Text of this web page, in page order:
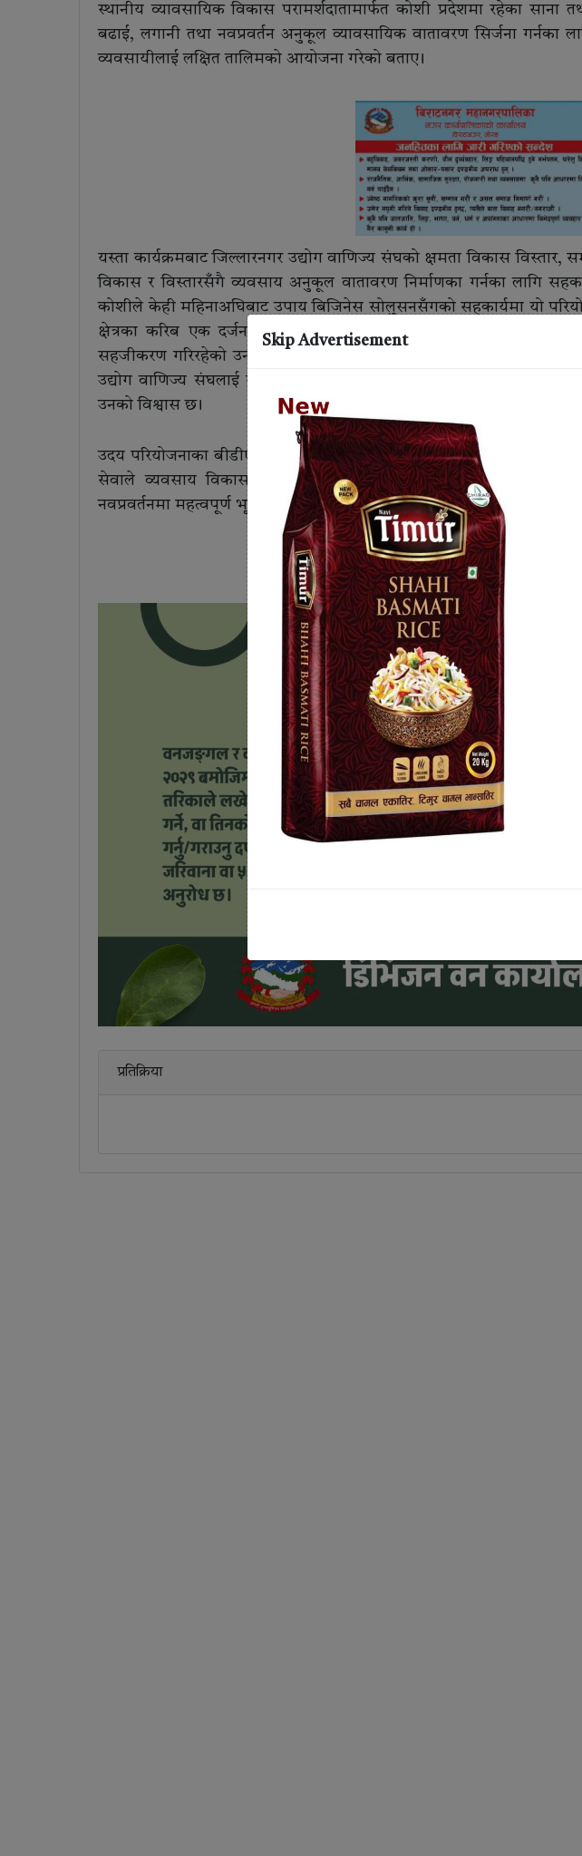
स्थानीय व्यावसायिक विकास परामर्शदातामार्फत कोशी प्रदेशमा रहेका
बढाई, लगानी तथा नवप्रवर्तन अनुकूल व्यावसायिक वातावरण सिर्जना गर्नका
व्यवसायीलाई लक्षित तालिमको आयोजना गरेको बताए ।
यस्ता कार्यक्रमबाट जिल्लारनगर उद्योग वाणिज्य संघको क्षमता विकास विस्तार,
विकास र विस्तारसँगै व्यवसाय अनुकूल वातावरण निर्माणका गर्नका लागि
कोशीले केही महिनाअघिबाट उपाय बिजिनेस सोलुसनसँगको सहकार्यमा यो
क्षेत्रका करिब एक दर्जन कृषि उद्यमीहरूको व्याजमा अनुदान कर्जाको लागि
सहजीकरण गरिरहेको उनको भनाइ छ । व्यावसायिक विकास
उद्योग वाणिज्य संघलाई संस्थागत आम्दानी वृद्धि, सदस्य व्यवसायीहरूमा सेवा
उनको विश्वास छ ।
उदय परियोजनाका बीडीएस लिड विष्णु काफ्लेले साना तथा मझौला उद्यमीहरूको
सेवाले व्यवसाय विकास, बजार नेटवर्क विस्तार, लगानी आकर्षण, सरकारी
नवप्रवर्तनमा महत्वपूर्ण भूमिका खेल्ने बताए ।
प्रतिक्रिया
Skip Advertisement